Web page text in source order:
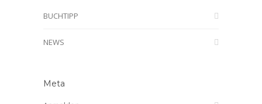
BUCHTIPP
NEWS
Meta